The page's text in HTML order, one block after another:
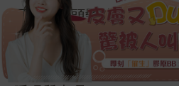
可以減少頭髮的靜電，亦
膚的水油平衡。挑選好入
記勤換寢具，衛生的睡